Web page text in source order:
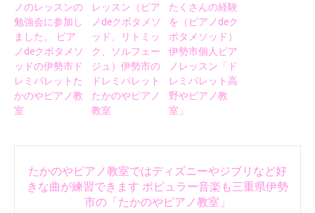
ノのレッスンの
勉強会に参加し
ました。 ピア
ノdeクボタメソ
ッドの伊勢市ド
レミパレットた
かのやピアノ教
室
レッスン（ピア
ノdeクボタメソ
ッド、リトミッ
ク、ソルフェー
ジュ）伊勢市の
ドレミパレット
たかのやピアノ
教室
たくさんの経験
を（ピアノdeク
ボタメソッド）
伊勢市個人ピア
ノレッスン「ド
レミパレット高
野やピアノ教
室」
navigation
たかのやピアノ教室ではディズニーやジブリなど好
きな曲が練習できます ポピュラー音楽も三重県伊勢
市の「たかのやピアノ教室」